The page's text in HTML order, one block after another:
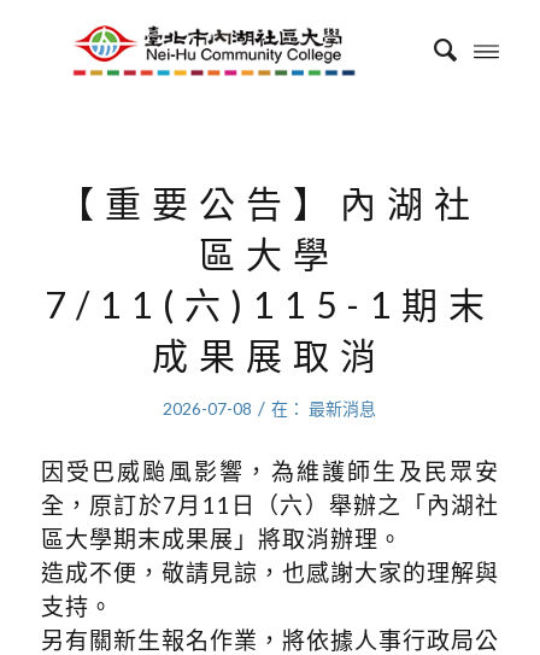
【重要公告】內湖社
區大學
7/11(六)115-1期末
成果展取消
2026-07-08 / 在：最新消息
因受巴威颱風影響，為維護師生及民眾安
全，原訂於7月11日（六）舉辦之「內湖社
區大學期末成果展」將取消辦理。
造成不便，敬請見諒，也感謝大家的理解與
支持。
另有關新生報名作業，將依據人事行政局公